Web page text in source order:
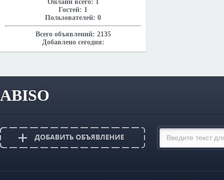
Онлайн всего: 1
Гостей: 1
Пользователей: 0
Всего объявлений: 2135
Добавлено сегодня:
ABISO